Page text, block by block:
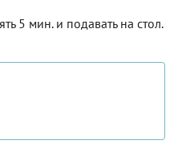
5 мин. и подавать на стол.